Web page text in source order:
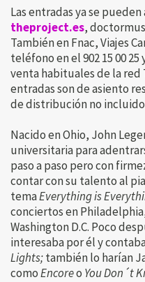
Las entradas ya se
theproject.es,
También en Fnac, Viajes
teléfono en el 902 15 00
venta habituales de la red
entradas son de asiento
de distribución no
Nacido en Ohio, John
universitaria para
paso a paso pero con
contar con su talento al
temaEverything is
conciertos en
Washington D.C. Poco
interesaba por él y
Lights;también lo harían
comoEncoreo You Don´t